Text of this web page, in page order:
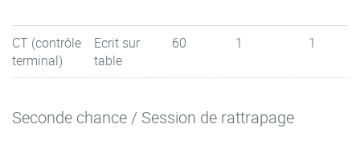
CT (contrôle
terminal)
Ecrit sur
table
60 1 1
Seconde chance / Session de rattrapage